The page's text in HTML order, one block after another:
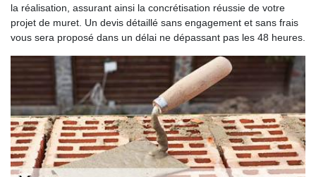
la réalisation, assurant ainsi la concrétisation réussie de votre
projet de muret. Un devis détaillé sans engagement et sans frais
vous sera proposé dans un délai ne dépassant pas les 48 heures.